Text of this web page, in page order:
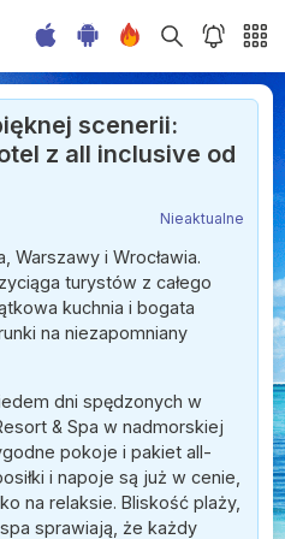
scenerii:
z all inclusive od
Nieaktualne
Warszawy i Wrocławia.
turystów z całego
kuchnia i bogata
na niezapomniany
dni spędzonych w
& Spa w nadmorskiej
pokoje i pakiet all-
i napoje są już w cenie,
na relaksie. Bliskość plaży,
sprawiają, że każdy